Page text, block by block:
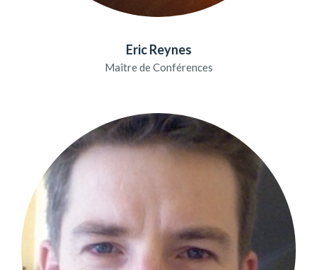
Eric Reynes
Maître de Conférences